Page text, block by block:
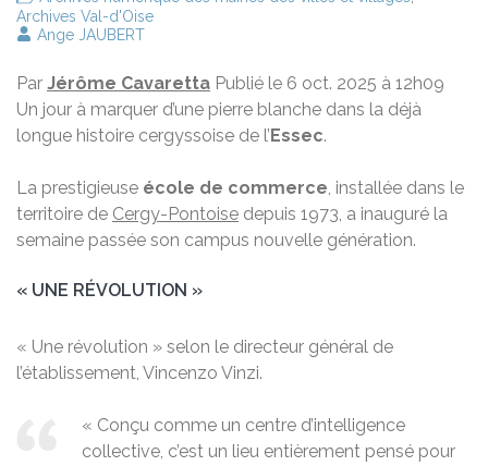
Archives Val-d'Oise
Ange JAUBERT
Par Jérôme Cavaretta Publié le 6 oct. 2025 à 12h09
Un jour à marquer d’une pierre blanche dans la déjà
longue histoire cergyssoise de l’Essec.
La prestigieuse école de commerce, installée dans le
territoire de Cergy-Pontoise depuis 1973, a inauguré la
semaine passée son campus nouvelle génération.
« UNE RÉVOLUTION »
« Une révolution » selon le directeur général de
l’établissement, Vincenzo Vinzi.
« Conçu comme un centre d’intelligence
collective, c’est un lieu entièrement pensé pour